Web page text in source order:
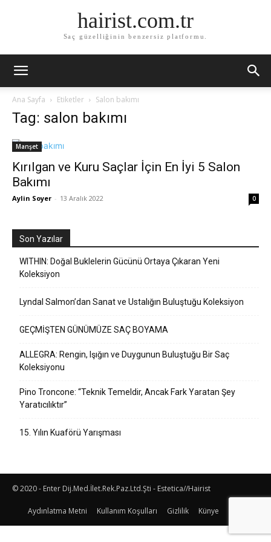
hairist.com.tr
Saç güzelliğinin benzersiz platformu.
Ana Sayfa Etiketler Salon bakımı
Tag: salon bakımı
Manşet
Kırılgan ve Kuru Saçlar İçin En İyi 5 Salon
Bakımı
Aylin Soyer - 13 Aralık 2022 0
Son Yazılar
WITHIN: Doğal Buklelerin Gücünü Ortaya Çıkaran Yeni
Koleksiyon
Lyndal Salmon’dan Sanat ve Ustalığın Buluştuğu Koleksiyon
GEÇMİŞTEN GÜNÜMÜZE SAÇ BOYAMA
ALLEGRA: Rengin, Işığın ve Duygunun Buluştuğu Bir Saç
Koleksiyonu
Pino Troncone: “Teknik Temeldir, Ancak Fark Yaratan Şey
Yaratıcılıktır”
15. Yılın Kuaförü Yarışması
© 2020 - Enter Dij.Med.İlet.Rek.Paz.Ltd.Şti - Estetica//Hairist
Aydınlatma Metni Kullanım Koşulları Gizlilik Künye